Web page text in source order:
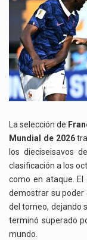
La selección de
Mundial de 2026
los dieciseisavos
clasificación a los
como en ataque.
demostrar su poder
del torneo, dejando
terminó superado
mundo.